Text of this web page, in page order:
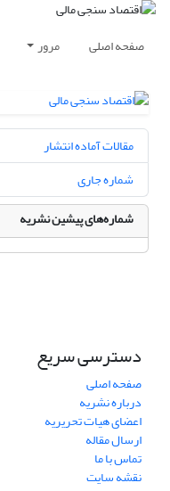
صفحه اصلی مرور
مقالات آماده انتشار
شماره جاری
شماره‌های پیشین نشریه
دسترسی سریع
صفحه اصلی
درباره نشریه
اعضای هیات تحریریه
ارسال مقاله
تماس با ما
نقشه سایت